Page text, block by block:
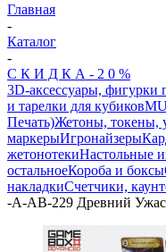
Главная
-
Каталог
-
С К И Д К А - 2 0 %
3D-аксессуары, фигурки
и тарелки для кубиков
Печать)Жетоны, токены,
маркерыИгронайзеры
жетонотекиНастольные
остальноеКороба и боксы
накладкиСчетчики,
-A-AB-229 Древний